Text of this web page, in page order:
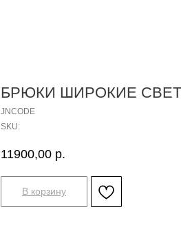
БРЮКИ ШИРОКИЕ
JNCODE
SKU:
11900,00 р.
В корзину